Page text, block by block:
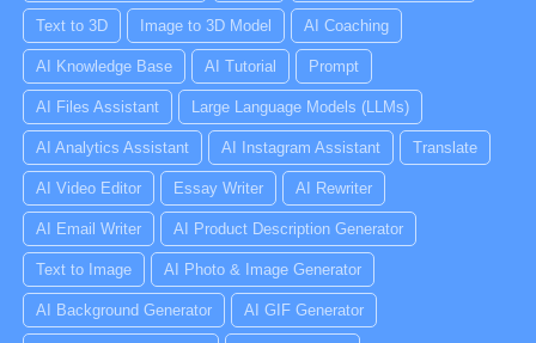
Text to 3D Image to 3D Model AI Coaching
AI Knowledge Base AI Tutorial Prompt
AI Files Assistant Large Language Models (LLMs)
AI Analytics Assistant AI Instagram Assistant Translate
AI Video Editor Essay Writer AI Rewriter
AI Email Writer AI Product Description Generator
Text to Image AI Photo & Image Generator
AI Background Generator AI GIF Generator